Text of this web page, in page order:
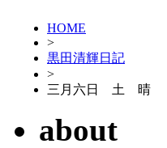
HOME
>
黒田清輝日記
>
三月六日 土 晴
about